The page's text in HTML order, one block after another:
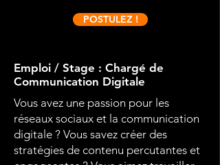
POSTULEZ !
Emploi / Stage : Chargé de
Communication Digitale
Vous avez une passion pour les
réseaux sociaux et la communication
digitale ? Vous savez créer des
stratégies de contenu percutantes et